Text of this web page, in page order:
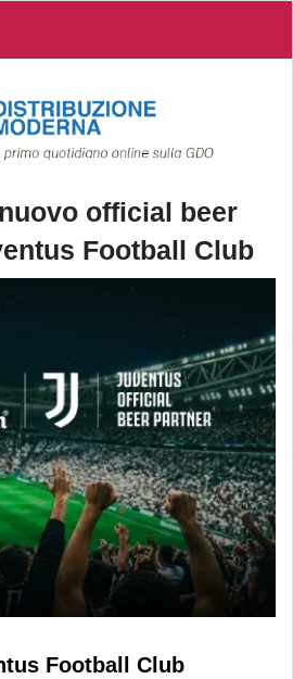
official beer
Football Club
official beer
Football Club